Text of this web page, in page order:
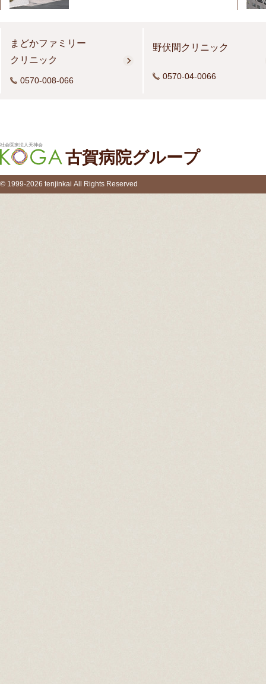
まどかファミリー
クリニック
0570-008-066
野伏間クリニック
0570-04-0066
社会医療法人天神会
古賀病院グループ
© 1999-2026 tenjinkai All Rights Reserved